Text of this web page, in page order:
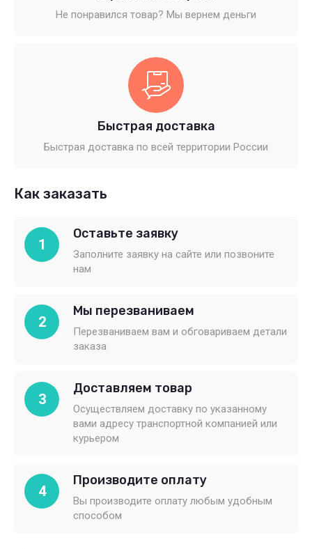
Не понравился товар? Мы вернем деньги
Быстрая доставка
Быстрая доставка по всей территории России
Как заказать
1
Оставьте заявку
Заполните заявку на сайте или позвоните
нам
2
Мы перезваниваем
Перезваниваем вам и обговариваем детали
заказа
3
Доставляем товар
Осуществляем доставку по указанному
вами адресу транспортной компанией или
курьером
4
Производите оплату
Вы производите оплату любым удобным
способом